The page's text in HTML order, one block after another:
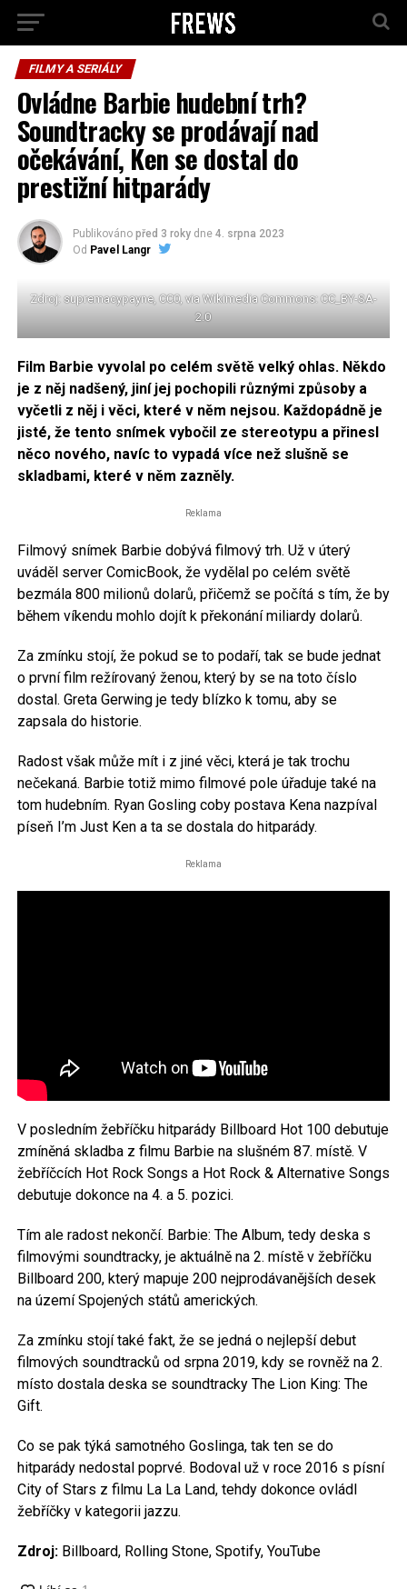
FILMY A SERIÁLY
Ovládne Barbie hudební trh?
Soundtracky se prodávají nad
očekávání, Ken se dostal do
prestižní hitparády
Publikováno před 3 roky dne 4. srpna 2023
Od Pavel Langr
Zdroj: supremacypayne, CC0, via Wikimedia Commons: CC_BY-SA-
2.0
Film Barbie vyvolal po celém světě velký ohlas. Někdo
je z něj nadšený, jiní jej pochopili různými způsoby a
vyčetli z něj i věci, které v něm nejsou. Každopádně je
jisté, že tento snímek vybočil ze stereotypu a přinesl
něco nového, navíc to vypadá více než slušně se
skladbami, které v něm zazněly.
Reklama
Filmový snímek Barbie dobývá filmový trh. Už v úterý
uváděl server ComicBook, že vydělal po celém světě
bezmála 800 milionů dolarů, přičemž se počítá s tím, že by
během víkendu mohlo dojít k překonání miliardy dolarů.
Za zmínku stojí, že pokud se to podaří, tak se bude jednat
o první film režírovaný ženou, který by se na toto číslo
dostal. Greta Gerwing je tedy blízko k tomu, aby se
zapsala do historie.
Radost však může mít i z jiné věci, která je tak trochu
nečekaná. Barbie totiž mimo filmové pole úřaduje také na
tom hudebním. Ryan Gosling coby postava Kena nazpíval
píseň I’m Just Ken a ta se dostala do hitparády.
Reklama
V posledním žebříčku hitparády Billboard Hot 100 debutuje
zmíněná skladba z filmu Barbie na slušném 87. místě. V
žebříčcích Hot Rock Songs a Hot Rock & Alternative Songs
debutuje dokonce na 4. a 5. pozici.
Tím ale radost nekončí. Barbie: The Album, tedy deska s
filmovými soundtracky, je aktuálně na 2. místě v žebříčku
Billboard 200, který mapuje 200 nejprodávanějších desek
na území Spojených států amerických.
Za zmínku stojí také fakt, že se jedná o nejlepší debut
filmových soundtracků od srpna 2019, kdy se rovněž na 2.
místo dostala deska se soundtracky The Lion King: The
Gift.
Co se pak týká samotného Goslinga, tak ten se do
hitparády nedostal poprvé. Bodoval už v roce 2016 s písní
City of Stars z filmu La La Land, tehdy dokonce ovládl
žebříčky v kategorii jazzu.
Zdroj: Billboard, Rolling Stone, Spotify, YouTube